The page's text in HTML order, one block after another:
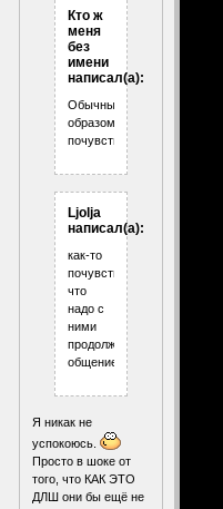
Кто ж
меня
без
имени
написал(а):
Обычным
образом
почувствовали.
Ljolja
написал(а):
как-то
почувствовали,
что
надо с
ними
продолжить
общение,
Я никак не
успокоюсь.
Просто в шоке от
того, что КАК ЭТО
ДЛШ они бы ещё не